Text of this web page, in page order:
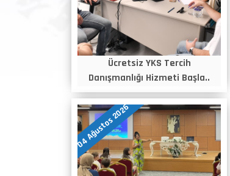
Ücretsiz YKS Tercih
Danışmanlığı Hizmeti Başla..
04 Ağustos 2026